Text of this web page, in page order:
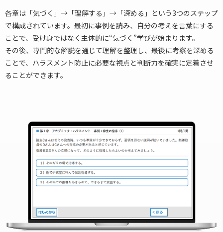
各章は「気づく」→「理解する」→「深める」という3つのステップ
で構成されています。最初に事例を読み、自分の考えを言葉にする
ことで、受け身ではなく主体的に“気づく”学びが始まります。
その後、専門的な解説を通じて理解を整理し、最後に考察を深める
ことで、ハラスメント防止に必要な視点と判断力を確実に定着させ
ることができます。